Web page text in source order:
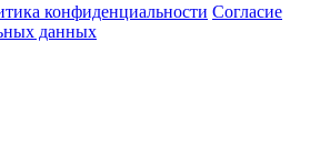
конфиденциальности Согласие
данных